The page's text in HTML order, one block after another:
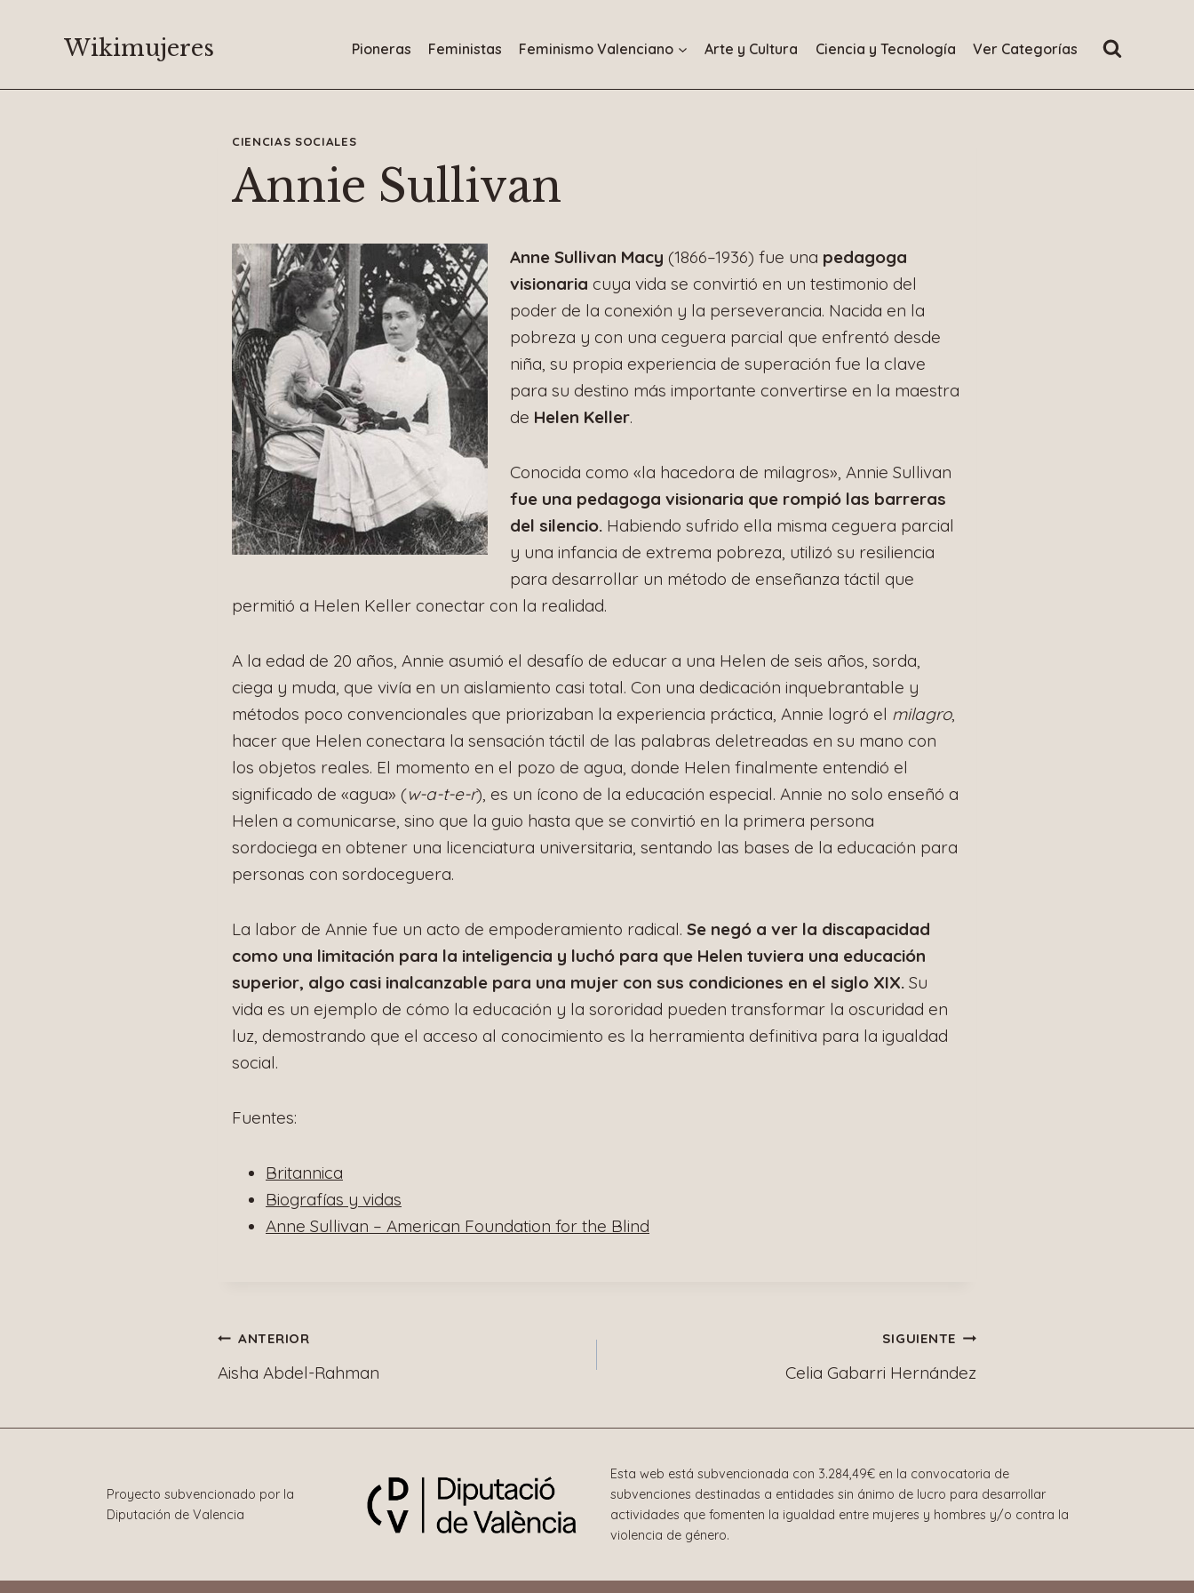
Wikimujeres Pioneras Feministas Feminismo Valenciano Arte y Cultura Ciencia y Tecnología Ver Categorías
CIENCIAS SOCIALES
Annie Sullivan
Anne Sullivan Macy (1866–1936) fue una pedagoga
visionaria cuya vida se convirtió en un testimonio del
poder de la conexión y la perseverancia. Nacida en la
pobreza y con una ceguera parcial que enfrentó desde
niña, su propia experiencia de superación fue la clave
para su destino más importante convertirse en la maestra
de Helen Keller.
Conocida como «la hacedora de milagros», Annie Sullivan
fue una pedagoga visionaria que rompió las barreras
del silencio. Habiendo sufrido ella misma ceguera parcial
y una infancia de extrema pobreza, utilizó su resiliencia
para desarrollar un método de enseñanza táctil que
permitió a Helen Keller conectar con la realidad.
A la edad de 20 años, Annie asumió el desafío de educar a una Helen de seis años, sorda,
ciega y muda, que vivía en un aislamiento casi total. Con una dedicación inquebrantable y
métodos poco convencionales que priorizaban la experiencia práctica, Annie logró el milagro,
hacer que Helen conectara la sensación táctil de las palabras deletreadas en su mano con
los objetos reales. El momento en el pozo de agua, donde Helen finalmente entendió el
significado de «agua» (w-a-t-e-r), es un ícono de la educación especial. Annie no solo enseñó a
Helen a comunicarse, sino que la guio hasta que se convirtió en la primera persona
sordociega en obtener una licenciatura universitaria, sentando las bases de la educación para
personas con sordoceguera.
La labor de Annie fue un acto de empoderamiento radical. Se negó a ver la discapacidad
como una limitación para la inteligencia y luchó para que Helen tuviera una educación
superior, algo casi inalcanzable para una mujer con sus condiciones en el siglo XIX. Su
vida es un ejemplo de cómo la educación y la sororidad pueden transformar la oscuridad en
luz, demostrando que el acceso al conocimiento es la herramienta definitiva para la igualdad
social.
Fuentes:
Britannica
Biografías y vidas
Anne Sullivan – American Foundation for the Blind
Navegación
de
entradas
ANTERIOR
Aisha Abdel-Rahman
SIGUIENTE
Celia Gabarri Hernández
Proyecto subvencionado por la
Diputación de Valencia
Esta web está subvencionada con 3.284,49€ en la convocatoria de
subvenciones destinadas a entidades sin ánimo de lucro para desarrollar
actividades que fomenten la igualdad entre mujeres y hombres y/o contra la
violencia de género.